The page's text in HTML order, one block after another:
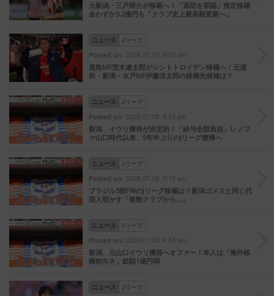
元新潟・三戸舜介が移籍へ！「退団を容認」推定移籍
金わずか3.2億円も「クラブ史上最高額更新へ」
ニュース Jリーグ
Posted on: 2026.07.10. 8:57 am
鹿島MF荒木遼太郎がシントトロイデン移籍へ！元浦
和・新潟・水戸MF伊藤涼太郎の移籍先候補は？
ニュース Jリーグ
Posted on: 2026.07.08. 9:43 pm
新潟、イウリ獲得が決定的！「給与全額負担」レノフ
ァ山口時代以来、5年半ぶりのJリーグ復帰へ
ニュース Jリーグ
Posted on: 2026.07.08. 7:10 am
ブラジル3部FWのJリーグ移籍は？新潟ゴメスと同じ代
理人明かす「複数クラブから…」
ニュース Jリーグ
Posted on: 2026.07.08. 6:54 am
新潟、元山口イウリ獲得へオファー！本人は「海外移
籍前向き」総額1億円弱
ニュース Jリーグ